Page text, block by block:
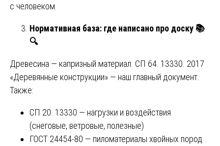
с человеком.
Нормативная база: где написано про доску 📚
🔍
Древесина — капризный материал. СП 64. 13330. 2017
«Деревянные конструкции» — наш главный документ.
Также:
СП 20. 13330 — нагрузки и воздействия
(снеговые, ветровые, полезные)
ГОСТ 24454-80 — пиломатериалы хвойных пород